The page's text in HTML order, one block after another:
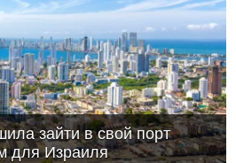
зайти в свой порт
для Израиля